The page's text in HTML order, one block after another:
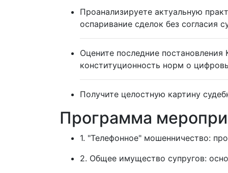
Проанализируете актуальную
оспаривание сделок без согласия
Оцените последние постановления
конституционность норм о
Получите целостную картину
Программа
1. "Телефонное" мошенничество:
2. Общее имущество супругов: